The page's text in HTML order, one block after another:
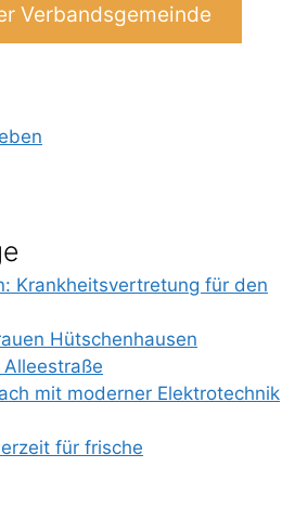
Verbandsgemeinde
Krankheitsvertretung für den
Hütschenhausen
mit moderner Elektrotechnik
für frische